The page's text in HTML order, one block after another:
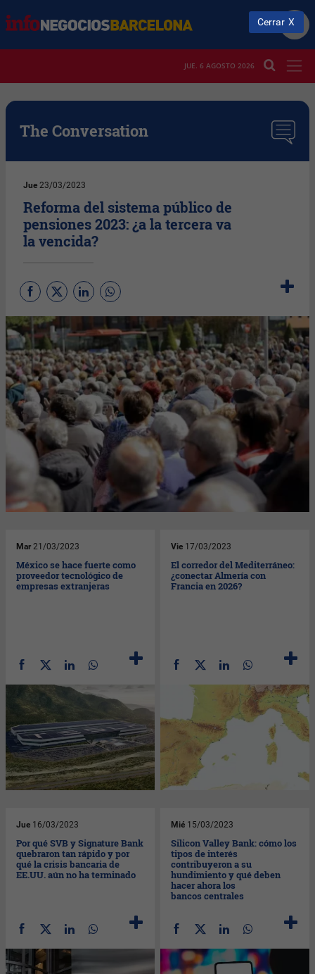
JUE. 6 AGOSTO 2026
The Conversation
Jue 23/03/2023
Reforma del sistema público de
pensiones 2023: ¿a la tercera va
la vencida?
Mar 21/03/2023
México se hace fuerte como
proveedor tecnológico de
empresas extranjeras
Vie 17/03/2023
El corredor del Mediterráneo:
¿conectar Almería con
Francia en 2026?
Jue 16/03/2023
Por qué SVB y Signature Bank
quebraron tan rápido y por
qué la crisis bancaria de
EE.UU. aún no ha terminado
Mié 15/03/2023
Silicon Valley Bank: cómo los
tipos de interés
contribuyeron a su
hundimiento y qué deben
hacer ahora los
bancos centrales
Cerrar